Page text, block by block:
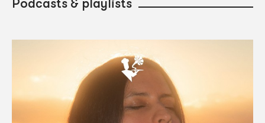
Podcasts & playlists